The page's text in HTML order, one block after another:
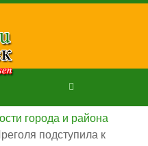
города и района
подступила к